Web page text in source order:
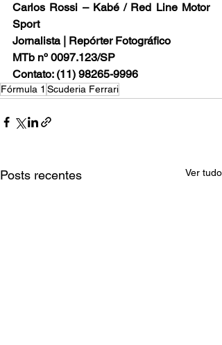
Carlos Rossi – Kabé / Red Line Motor
Sport
Jornalista | Repórter Fotográfico
MTb nº 0097.123/SP
Contato: (11) 98265-9996
Fórmula 1 Scuderia Ferrari
Posts recentes Ver tudo